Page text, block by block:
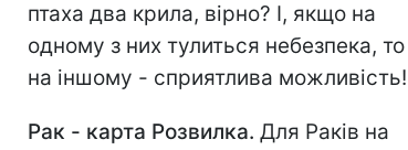
птаха два крила, вірно? І, якщо на
одному з них тулиться небезпека, то
на іншому - сприятлива можливість!
Рак - карта Розвилка. Для Раків на